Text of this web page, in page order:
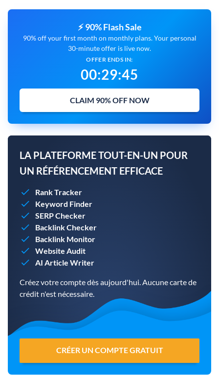
⚡ 90% Flash Sale
90% off your first month on monthly plans. Your personal
30-minute offer is live now.
OFFER ENDS IN:
00:29:44
CLAIM 90% OFF NOW
LA PLATEFORME TOUT-EN-UN POUR
UN RÉFÉRENCEMENT EFFICACE
Rank Tracker
Keyword Finder
SERP Checker
Backlink Checker
Backlink Monitor
Website Audit
AI Article Writer
Créez votre compte dès aujourd'hui. Aucune carte de
crédit n'est nécessaire.
CRÉER UN COMPTE GRATUIT